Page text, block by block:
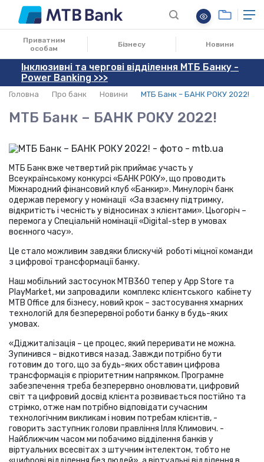
Приватним
особам
Бізнесу Новини
Інклюзивні та чергові відділення МТБ Банку -
Power Banking >>>
Головна Про банк Новини МТБ Банк – БАНК РОКУ 2022!
МТБ Банк – БАНК РОКУ 2022!
01.11.2022
МТБ Банк вже четвертий рік приймає участь у
Всеукраїнському конкурсі «БАНК РОКУ», що проводить
Міжнародний фінансовий клуб «Банкир». Минулоріч банк
одержав перемогу у номінації «За взаємну підтримку,
відкритість і чесність у відносинах з клієнтами». Цьогоріч –
перемога у Спеціальній номінації «Digital-step в умовах
воєнного часу».
Це стало можливим завдяки блискучій роботі міцної команди
з цифрової трансформації банку.
Наш мобільний застосунок МТВ360 тепер у App Store та
PlayMarket, ми запровадили комплекс клієнтського кабінету
МТB Office для бізнесу, новий крок – застосування хмарних
технологій для безперервної роботи банку в будь-яких
умовах.
«Діджиталізація – це процес, який переривати не можна.
Зупинився – відкотився назад. Завжди потрібно бути
готовим до того, що за будь-яких обставин цифрова
трансформація є пріоритетним напрямком. Програмне
забезпечення треба безперервно оновлювати, цифровий
світ та цифровий досвід клієнта розвивається постійно та
стрімко, отже нам потрібно відповідати сучасним
технологічним викликам і новим потребам клієнтів, -
говорить заступник голови правління Ілля Климович. -
Найближчим часом ми побачимо відділення банків у
віртуальних всесвітах з штучним інтелектом, тобто не